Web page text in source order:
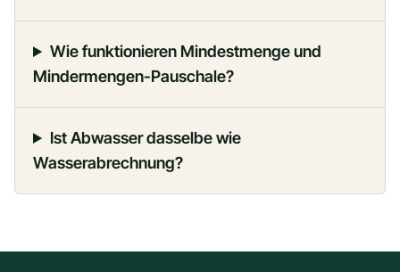
Wie funktionieren Mindestmenge und
Mindermengen-Pauschale?
Ist Abwasser dasselbe wie
Wasserabrechnung?